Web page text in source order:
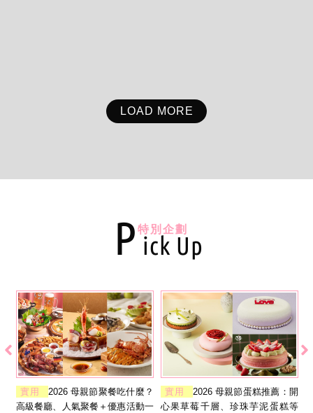
LOAD MORE
P ick Up
特別企劃
實用
2026 母親節聚餐吃什麼？
高級餐廳、人氣聚餐＋優惠活動一
實用
2026 母親節蛋糕推薦：開
心果草莓千層、珍珠芋泥蛋糕等